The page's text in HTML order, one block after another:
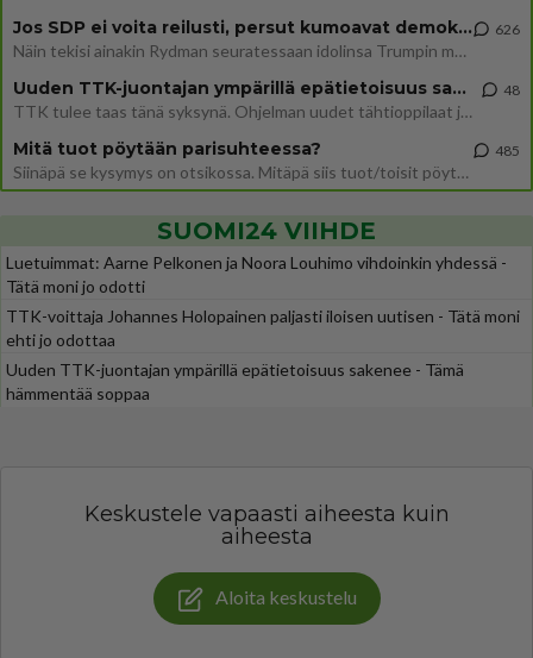
Jos SDP ei voita reilusti, persut kumoavat demokratian Suomesta
Näin tekisi ainakin Rydman seuratessaan idolinsa Trumpin mallia https://www.is.fi/politiikka/art-2000012187244.html
626
Uuden TTK-juontajan ympärillä epätietoisuus sakenee - Nyt MTV hämmentää soppaa
TTK tulee taas tänä syksynä. Ohjelman uudet tähtioppilaat julkistetaan torstaina 6. elokuuta klo 14 alkavassa lehdistö
48
Mitä tuot pöytään parisuhteessa?
Siinäpä se kysymys on otsikossa. Mitäpä siis tuot/toisit pöytään parisuhteessa? Oletko mies vai nainen? Koetko sen mitä
485
SUOMI24 VIIHDE
Luetuimmat: Aarne Pelkonen ja Noora Louhimo vihdoinkin yhdessä -
Tätä moni jo odotti
TTK-voittaja Johannes Holopainen paljasti iloisen uutisen - Tätä moni
ehti jo odottaa
Uuden TTK-juontajan ympärillä epätietoisuus sakenee - Tämä
hämmentää soppaa
Keskustele vapaasti aiheesta kuin
aiheesta
Aloita keskustelu